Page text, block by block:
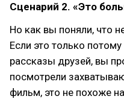
Сценарий 2. «Это
Но как вы поняли, что
Если это только
рассказы друзей, вы
посмотрели
фильм, это не похоже